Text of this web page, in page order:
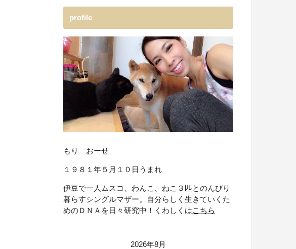
profile
もり おーせ
１９８１年５月１０日うまれ
伊豆で一人ムスコ、わんこ、ねこ３匹とのんびり
暮らすシングルマザー。自分らしく生きていくた
めのＤＮＡを日々研究中！くわしくはこちら
2026年8月